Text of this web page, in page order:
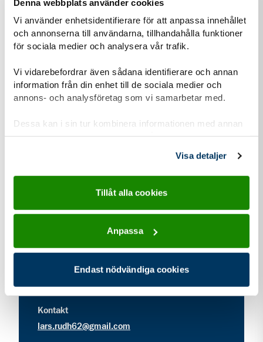
Denna webbplats använder cookies
Vi använder enhetsidentifierare för att anpassa innehållet
och annonserna till användarna, tillhandahålla funktioner
för sociala medier och analysera vår trafik.
Vi vidarebefordrar även sådana identifierare och annan
information från din enhet till de sociala medier och
annons- och analysföretag som vi samarbetar med.
Dessa kan i sin tur kombinera informationen med annan
information som du har tillhandahållit eller som de har
Visa detaljer
Tillåt alla cookies
Anpassa
Endast nödvändiga cookies
Personuppgiftshantering under GDPR
Vi vill att du ska känna dig trygg när du kontaktar oss.
Därför vill vi berätta om vår hantering av
personuppgifter och om dataskyddsförordningen
(GDPR).
Kontaktuppgifter
Adressadress för Equmenia Gräfsnäs Sollebrunn
Korngärdesvägen 12
441 11Sollebrunn
Kontaktkontakt information för Equmenia Gräfsnäs
lars.rudh62@gmail.com